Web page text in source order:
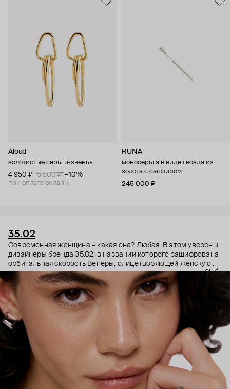
Aloud
золотистые серьги-звенья
4 950 ₽
5 500 ₽ −10%
при оплате онлайн
RUNA
моносерьга в виде гвоздя из
золота с сапфиром
245 000 ₽
35.02
Современная женщина – какая она? Любая. В этом уверены
дизайнеры бренда 35.02, в названии которого зашифрована
орбитальная скорость Венеры, олицетворяющей женскую
энергию. Поэтому в украшениях 35.02 сочетается, казалось
бы, несочетаемое – все грани характера. Женственность и
строгость, плавные линии с графичными силуэтами,
современность и классика. В этих украшениях сплетаются
две стороны характера. Черные бриллианты –
таинственность, спрятанная в глубине личности. А белые –
ясная частица нашей души, все светлое, что в нас есть.
Украшения 35.02 – ваш рассказ о себе без слов.
ещё